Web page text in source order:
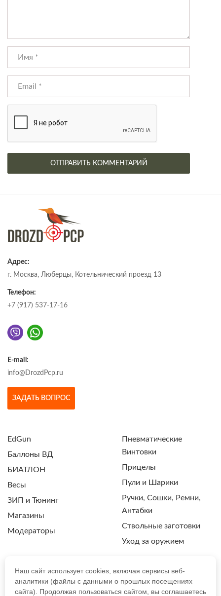
Адрес:
г. Москва, Люберцы, Котельнический проезд 13
Телефон:
+7 (917) 537-17-16
E-mail:
info@DrozdPcp.ru
ЗАДАТЬ ВОПРОС
EdGun
Баллоны ВД
БИАТЛОН
Весы
ЗИП и Тюнинг
Магазины
Модераторы
Пневматические
Винтовки
Прицелы
Пули и Шарики
Ручки, Сошки, Ремни,
Антабки
Ствольные заготовки
Уход за оружием
ПОЛИТИКА КОНФИДЕНЦИАЛЬНОСТИ
Наш сайт использует cookies, включая сервисы веб-
аналитики (файлы с данными о прошлых посещениях
сайта). Продолжая пользоваться сайтом, вы соглашаетесь